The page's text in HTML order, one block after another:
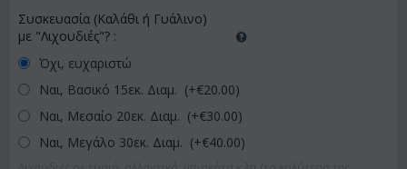
Συσκευασία (Καλάθι ή Γυάλινο)
με "Λιχουδιές"? :
Όχι, ευχαριστώ
Ναι, Βασικό 15εκ. Διαμ. (+€20.00)
Ναι, Μεσαίο 20εκ. Διαμ. (+€30.00)
Ναι, Μεγάλο 30εκ. Διαμ. (+€40.00)